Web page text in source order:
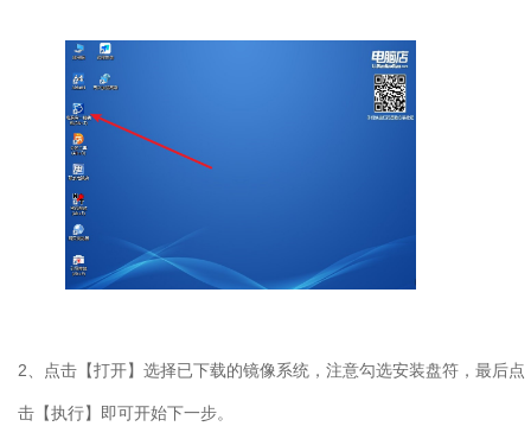
2 、点击【打开】选择已下载的镜像系统，注意勾选安装盘符，最后点
击【执行】即可开始下一步。